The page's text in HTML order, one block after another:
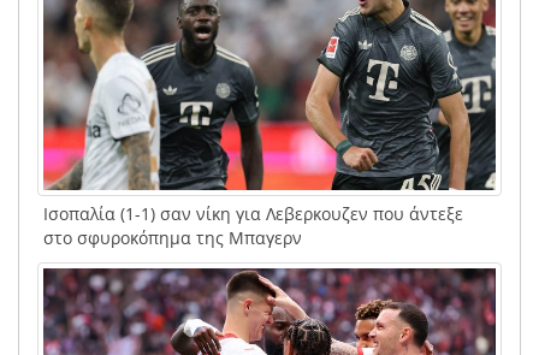
Ισοπαλία (1-1) σαν νίκη για Λεβερκουζεν που άντεξε
στο σφυροκόπημα της Μπαγερν